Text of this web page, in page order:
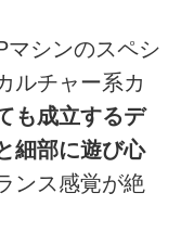
マシンのスペシ
ルチャー系カ
も成立するデ
細部に遊び心
ンス感覚が絶